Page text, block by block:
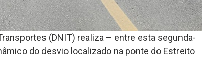
(DNIT) realiza – entre esta segunda-
do desvio localizado na ponte do Estreito